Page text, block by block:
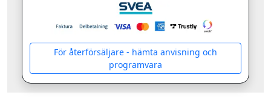
För återförsäljare - hämta anvisning och
programvara